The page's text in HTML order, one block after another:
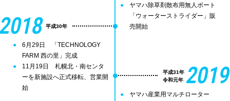
ヤマハ除草剤散布用無人ボート
「ウォーターストライダー」販
売開始
平成30年
6月29日 「TECHNOLOGY
FARM 西の里」完成
11月19日 札幌北・南センタ
ーを新施設へ正式移転、営業開
始
2019
平成31年
令和元年
ヤマハ産業用マルチローター